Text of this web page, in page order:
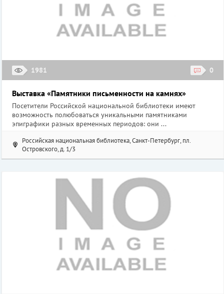
1981 0
Выставка «Памятники письменности на камнях»
Посетители Российской национальной библиотеки имеют
возможность полюбоваться уникальными памятниками
эпиграфики разных временных периодов: они ...
Российская национальная библиотека, Санкт-Петербург, пл.
Островского, д. 1/3